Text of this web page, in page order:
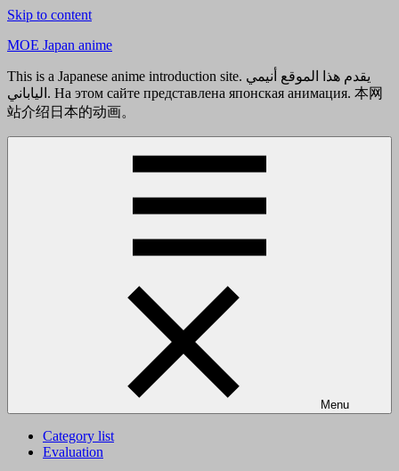
Skip to content
MOE Japan anime
This is a Japanese anime introduction site. يقدم هذا الموقع أنيمي
الياباني. На этом сайте представлена японская анимация. 本网
站介绍日本的动画。
Menu
Category list
Evaluation